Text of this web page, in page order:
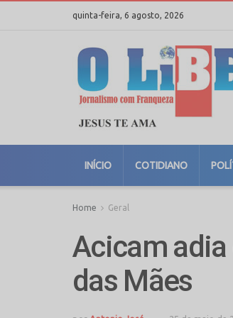
quinta-feira, 6 agosto, 2026
INÍCIO COTIDIANO
Home Geral
Acicam
das Mães